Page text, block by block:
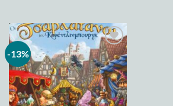
-13%
Add to
wishlist